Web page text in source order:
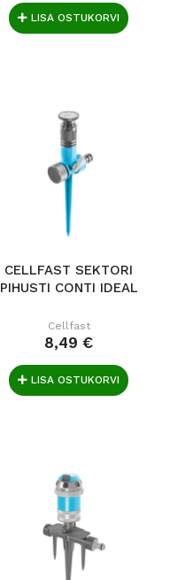
LISA OSTUKORVI
CELLFAST SEKTORI
PIHUSTI CONTI IDEAL
Cellfast
8,49 €
LISA OSTUKORVI